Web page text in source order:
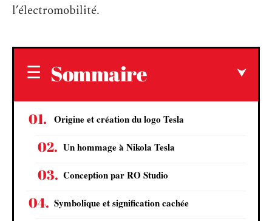
l’électromobilité.
Sommaire
Origine et création du logo Tesla
Un hommage à Nikola Tesla
Conception par RO Studio
Symbolique et signification cachée